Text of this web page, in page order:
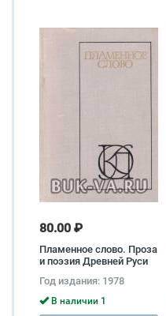
80.00 ₽
Пламенное слово. Проза
и поэзия Древней Руси
Год издания: 1978
В наличии 1